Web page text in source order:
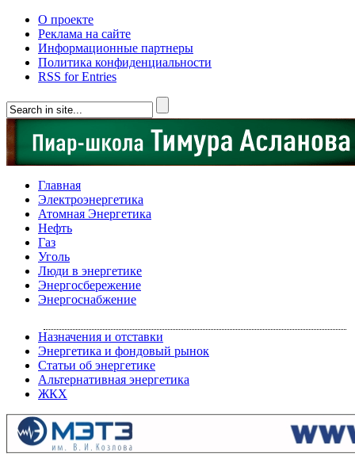
О проекте
Реклама на сайте
Информационные партнеры
Политика конфиденциальности
RSS for Entries
Главная
Электроэнергетика
Атомная Энергетика
Нефть
Газ
Уголь
Люди в энергетике
Энергосбережение
Энергоснабжение
Назначения и отставки
Энергетика и фондовый рынок
Статьи об энергетике
Альтернативная энергетика
ЖКХ